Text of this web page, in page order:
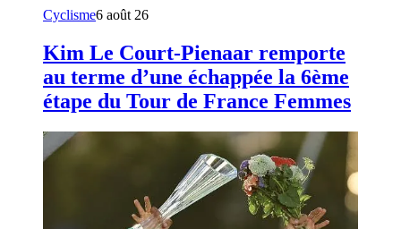
Cyclisme6 août 26
Kim Le Court-Pienaar remporte
au terme d’une échappée la 6ème
étape du Tour de France Femmes